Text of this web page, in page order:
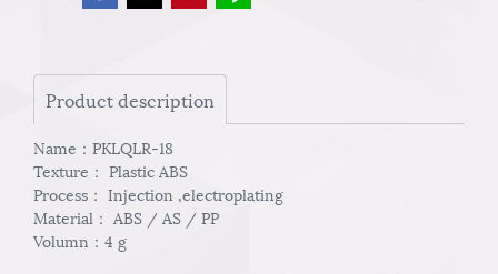
Product description
Name：PKLQLR-18
Texture： Plastic ABS
Process： Injection ,electroplating
Material： ABS / AS / PP
Volumn：4 g